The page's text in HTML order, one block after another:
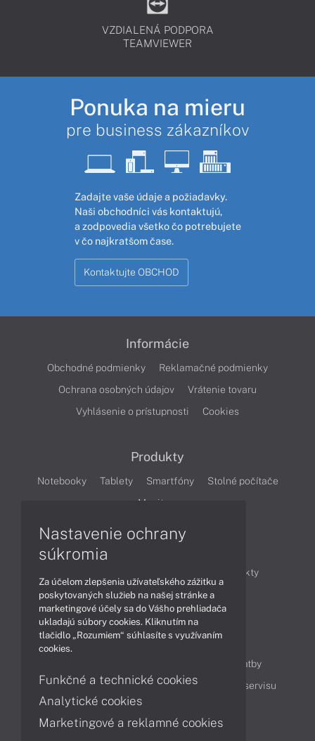
VZDIALENÁ PODPORA
TEAMVIEWER
Ponuka na mieru
pre business zákazníkov
Zadajte vaše údaje a požiadavky.
Naši obchodníci vás kontaktujú,
a zodpovedia všetko čo potrebujete
v čo najkratšom čase.
Kontaktujte OBCHOD
Informácie
Obchodné podmienky
Reklamačné podmienky
Ochrana osobných údajov
Vrátenie tovaru
Vyhlásenie o prístupnosti
Cookies
Produkty
Notebooky Tablety Smartfóny
Stolné počítače
Monitory
Produkty
Technológie
Videá
Obsah
Možnosti doručenia a platby
Podpora a servis
Servisné služby Cenník servisu
Kontakty
Nastavenie ochrany
súkromia
Za účelom zlepšenia užívateľského zážitku a
poskytovaných služieb na našej stránke a
marketingové účely sa do Vášho prehliadača
ukladajú súbory cookies. Kliknutím na
tlačidlo „Rozumiem“ súhlasíte s využívaním
cookies.
Funkčné a technické cookies
Analytické cookies
Marketingové a reklamné cookies